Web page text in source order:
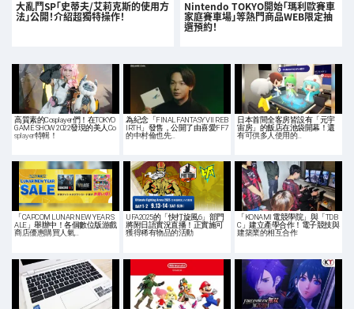
大亂鬥SP「史蒂夫/艾莉克斯的使用方
法」公開！介紹超獨特操作！
Nintendo TOKYO開始「瑪利歐賽車
家庭賽車場」等熱門商品WEB限定抽
選預約！
高質素的Cosplayer們！在TOKYO
GAME SHOW 2022發現的美人Co
splayer特輯！
為紀念「FINAL FANTASY VII REB
IRTH」發售，公開了由喜愛FF7
的中村倫也先…
日本首間全客房皆設有「元宇
宙房」的飯店在池袋開幕！還
有可供多人使用的…
「CAPCOM LUNAR NEW YEAR S
ALE」舉辦中！各個數位版游戲
商店優惠購買人氣…
UFA2025的「快打旋風6」部門
將附日語實況直播！正實施可
獲得稀有物品的活動
「KONAMI 電競學院」與「TDB
C」建立產學合作！電子競技與
建築業的相互合作